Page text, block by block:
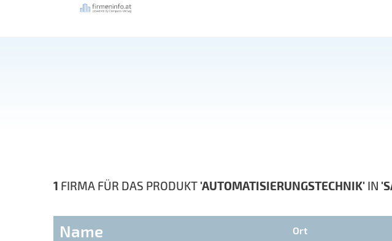
1 FIRMA FÜR DAS PRODUKT 'AUTOMATISIERUNGSTECHNIK' IN
Name Ort